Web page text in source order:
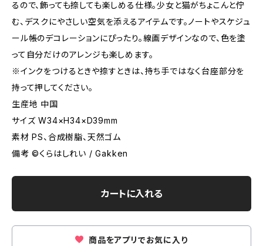
るので、飾っても捺しても楽しめる仕様。少女と猫がちょこんと佇
む、デスクにやさしい空気を添えるアイテムです。ノートやスケジュ
ール帳のデコレーションにぴったり。線画デザインなので、色を塗
って自分だけのアレンジも楽しめます。
※インクをつけるときや捺すときは、持ち手ではなく台座部分を
持って押してください。
生産地 中国
サイズ W34×H34×D39mm
素材 PS、合成樹脂、天然ゴム
備考 ©くらはしれい / Gakken
カートに入れる
商品をアプリでお気に入り